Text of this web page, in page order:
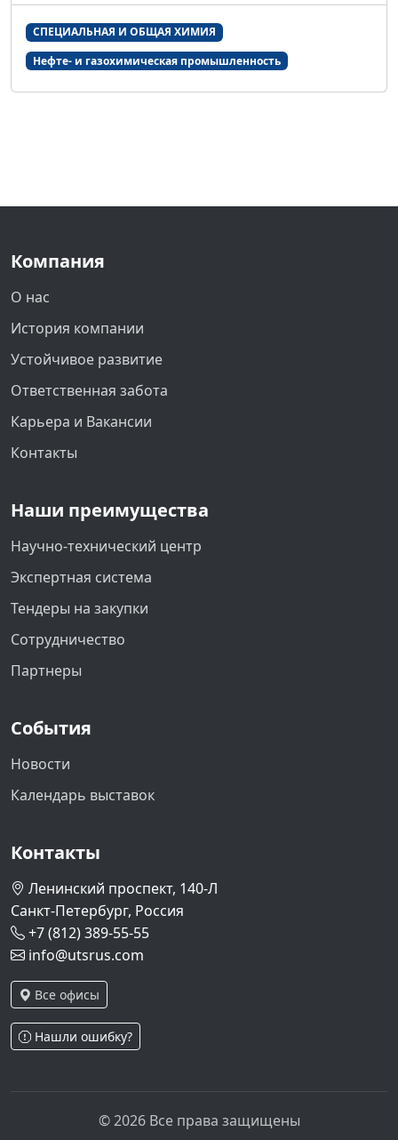
СПЕЦИАЛЬНАЯ И ОБЩАЯ ХИМИЯ
Нефте- и газохимическая промышленность
Компания
О нас
История компании
Устойчивое развитие
Ответственная забота
Карьера и Вакансии
Контакты
Наши преимущества
Научно-технический центр
Экспертная система
Тендеры на закупки
Сотрудничество
Партнеры
События
Новости
Календарь выставок
Контакты
Ленинский проспект, 140-Л
Санкт-Петербург, Россия
+7 (812) 389-55-55
info@utsrus.com
Все офисы
Нашли ошибку?
© 2026 Все права защищены